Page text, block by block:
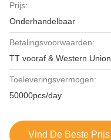
Prijs:
Onderhandelbaar
Betalingsvoorwaarden:
TT vooraf & Western Union
Toeleveringsvermogen:
50000pcs/day
Vind De Beste Prijs